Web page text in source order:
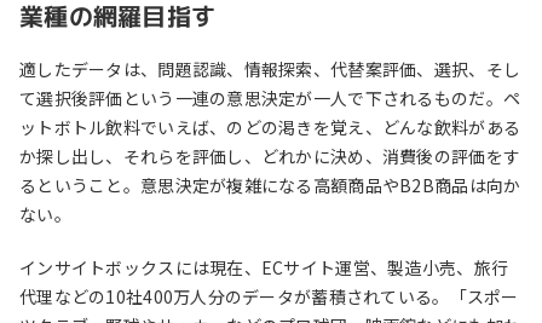
業種の網羅目指す
適したデータは、問題認識、情報探索、代替案評価、選択、そし
て選択後評価という一連の意思決定が一人で下されるものだ。ペ
ットボトル飲料でいえば、のどの渇きを覚え、どんな飲料がある
か探し出し、それらを評価し、どれかに決め、消費後の評価をす
るということ。意思決定が複雑になる高額商品やB2B商品は向か
ない。
インサイトボックスには現在、ECサイト運営、製造小売、旅行
代理などの10社400万人分のデータが蓄積されている。「スポー